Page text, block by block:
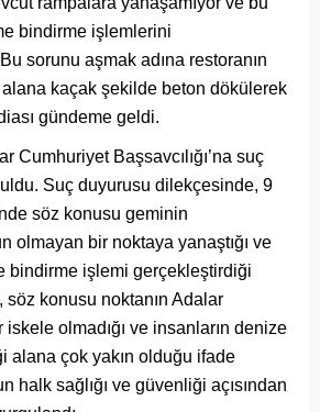
bindirme işlemlerini
sorunu aşmak adına restoranın
alana kaçak şekilde beton dökülerek
gündeme geldi.
Cumhuriyet Başsavcılığı’na suç
Suç duyurusu dilekçesinde, 9
söz konusu geminin
olmayan bir noktaya yanaştığı ve
bindirme işlemi gerçekleştirdiği
konusu noktanın Adalar
iskele olmadığı ve insanların denize
alana çok yakın olduğu ifade
halk sağlığı ve güvenliği açısından